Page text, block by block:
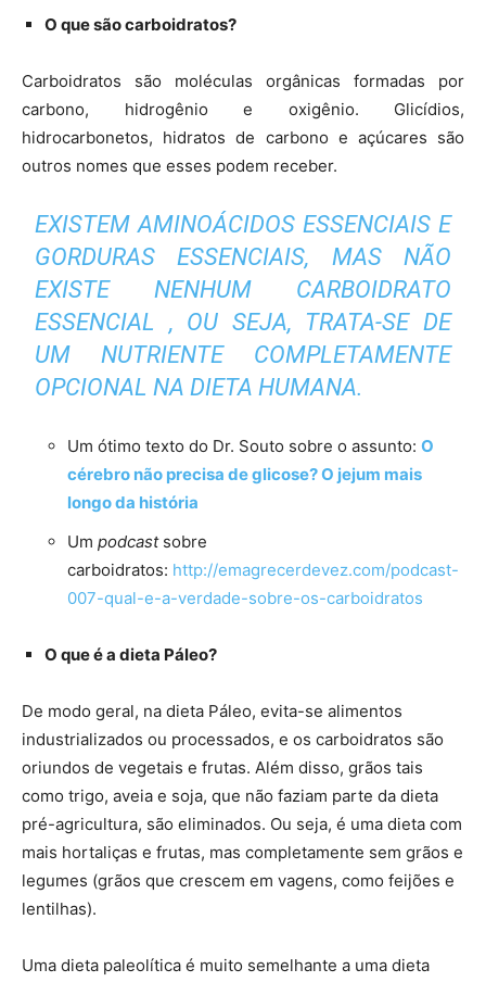
O que são carboidratos?
Carboidratos são moléculas orgânicas formadas por
carbono, hidrogênio e oxigênio. Glicídios,
hidrocarbonetos, hidratos de carbono e açúcares são
outros nomes que esses podem receber.
EXISTEM AMINOÁCIDOS ESSENCIAIS E
GORDURAS ESSENCIAIS, MAS NÃO
EXISTE NENHUM CARBOIDRATO
ESSENCIAL , OU SEJA, TRATA-SE DE
UM NUTRIENTE COMPLETAMENTE
OPCIONAL NA DIETA HUMANA.
Um ótimo texto do Dr. Souto sobre o assunto: O
cérebro não precisa de glicose? O jejum mais
longo da história
Um podcastsobre
carboidratos: http://emagrecerdevez.com/podcast-
007-qual-e-a-verdade-sobre-os-carboidratos
O que é a dieta Páleo?
De modo geral, na dieta Páleo, evita-se alimentos
industrializados ou processados, e os carboidratos são
oriundos de vegetais e frutas. Além disso, grãos tais
como trigo, aveia e soja, que não faziam parte da dieta
pré-agricultura, são eliminados. Ou seja, é uma dieta com
mais hortaliças e frutas, mas completamente sem grãos e
legumes (grãos que crescem em vagens, como feijões e
lentilhas).
Uma dieta paleolítica é muito semelhante a uma dieta